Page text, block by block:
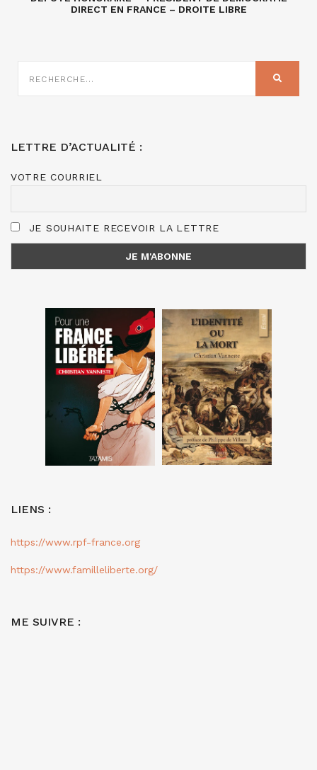
DIRECT EN FRANCE – DROITE LIBRE
SUR
LETTRE D’ACTUALITÉ :
VOTRE COURRIEL
JE SOUHAITE RECEVOIR LA LETTRE
LIENS :
https://www.rpf-france.org
https://www.familleliberte.org/
ME SUIVRE :